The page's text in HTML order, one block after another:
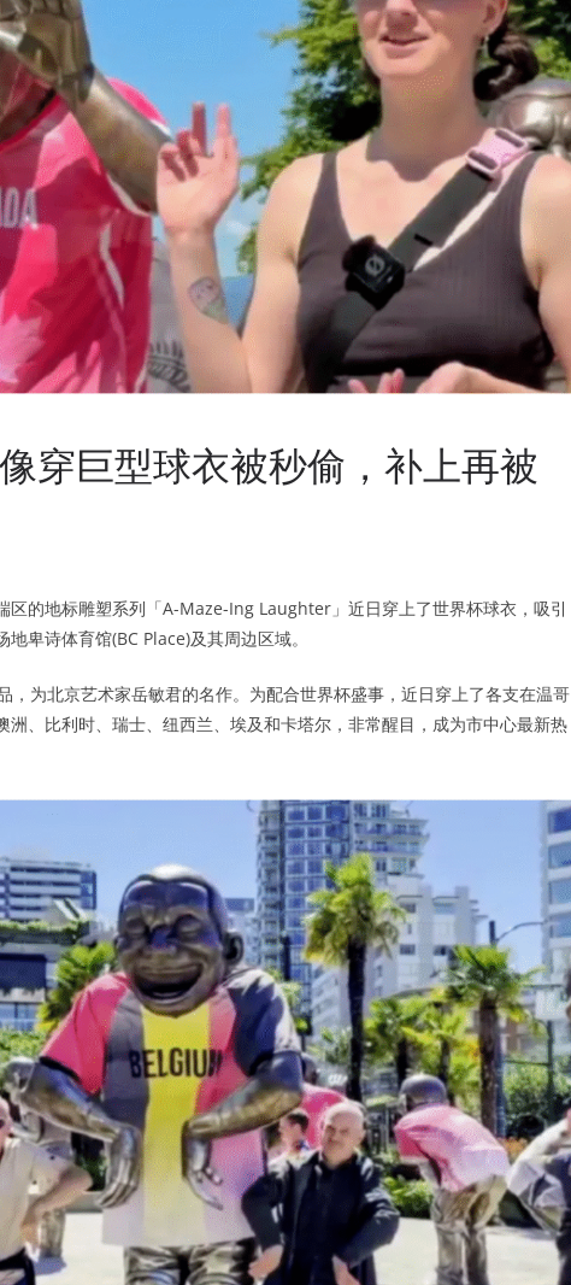
穿巨型球衣被秒偷，补上再被
区的地标雕塑系列「A-Maze-Ing Laughter」近日穿上了世界杯球衣，吸引
卑诗体育馆(BC Place)及其周边区域。
，为北京艺术家岳敏君的名作。为配合世界杯盛事，近日穿上了各支在温哥
、比利时、瑞士、纽西兰、埃及和卡塔尔，非常醒目，成为市中心最新热